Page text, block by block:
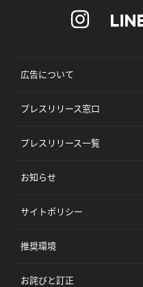
広告について
プレスリリース窓口
プレスリリース一覧
お知らせ
サイトポリシー
推奨環境
お詫びと訂正